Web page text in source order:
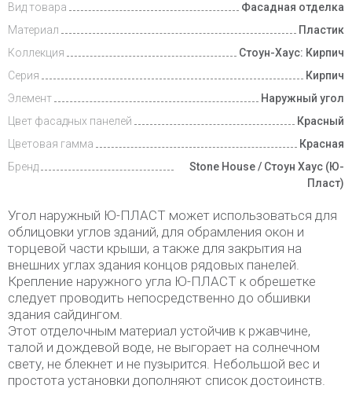
Вид товара
Фасадная отделка
Материал
Пластик
Коллекция
Стоун-Хаус: Кирпич
Серия
Кирпич
Элемент
Наружный угол
Цвет фасадных панелей
Красный
Цветовая гамма
Красная
Бренд
Stone House / Стоун Хаус (Ю-
Пласт)
Угол наружный Ю-ПЛАСТ может использоваться для
облицовки углов зданий, для обрамления окон и
торцевой части крыши, а также для закрытия на
внешних углах здания концов рядовых панелей.
Крепление наружного угла Ю-ПЛАСТ к обрешетке
следует проводить непосредственно до обшивки
здания сайдингом.
Этот отделочным материал устойчив к ржавчине,
талой и дождевой воде, не выгорает на солнечном
свету, не блекнет и не пузырится. Небольшой вес и
простота установки дополняют список достоинств.